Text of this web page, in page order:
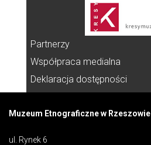
Partnerzy
Współpraca medialna
Deklaracja dostępności
Muzeum Etnograficzne w Rzeszowie
ul. Rynek 6